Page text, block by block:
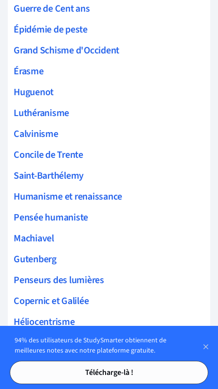
Tables des matières
Tables des matières
Guerre de Cent ans
Épidémie de peste
Grand Schisme d'Occident
Érasme
Huguenot
Luthéranisme
Calvinisme
Concile de Trente
Saint-Barthélemy
Humanisme et renaissance
Pensée humaniste
Machiavel
Gutenberg
Penseurs des lumières
Copernic et Galilée
Héliocentrisme
Ptolémée
Les lumières et le développement des sciences
Huygens
94% des utilisateurs de StudySmarter obtiennent de
meilleures notes avec notre plateforme gratuite.
Télécharge-là !